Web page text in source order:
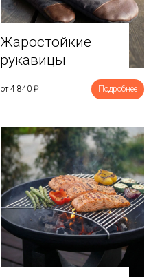
Жаростойкие
рукавицы
от 4 840 ₽ Подробнее